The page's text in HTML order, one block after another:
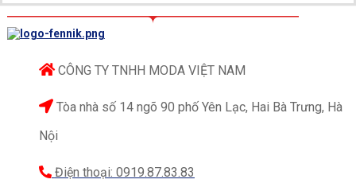
trong mắt khách hàng và đối tác.
CÔNG TY TNHH MODA VIỆT NAM
Tòa nhà số 14 ngõ 90 phố Yên Lạc, Hai Bà Trưng, Hà
Nội
Điện thoại: 0919.87.83.83